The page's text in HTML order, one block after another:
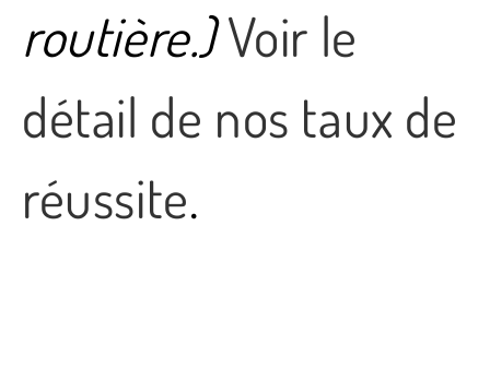
routière.)Voir le
détail de nos taux de
réussite.